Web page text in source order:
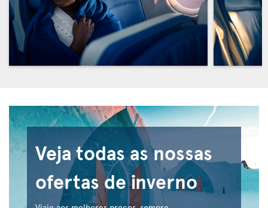
Veja todas as nossas
ofertas de inverno